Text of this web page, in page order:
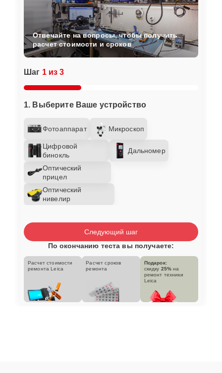
Шаг 1 из 3
1. Выберите Ваше устройство
Фотоаппарат Микроскоп
Цифровой
бинокль
Дальномер
Оптический
прицел
Оптический
нивелир
Отвечайте на вопросы, чтобы получить
расчет стоимости и сроков
Следующий шаг
По окончанию теста вы получаете:
Расчет стоимости
ремонта Leica
Расчет сроков
ремонта
Подарок:
скидку 25% на
ремонт техники
Leica